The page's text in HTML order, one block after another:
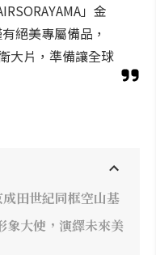
」金
絕美專屬備品，
大片，準備讓全球
田世紀同框空山基
大使，演繹未來美